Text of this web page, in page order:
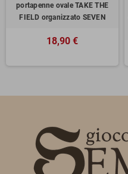
portapenne ovale TAKE THE
FIELD organizzato SEVEN
18,90 €